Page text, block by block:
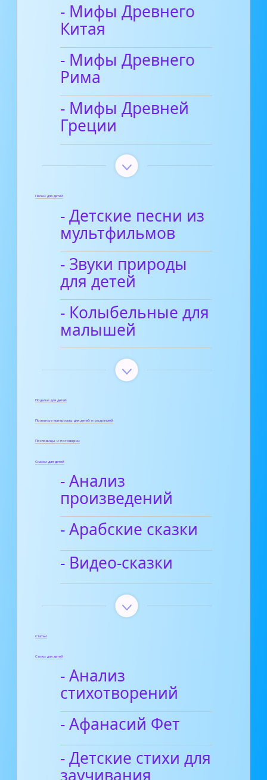
- Мифы Древнего
Китая
- Мифы Древнего
Рима
- Мифы Древней
Греции
Песни для детей
- Детские песни из
мультфильмов
- Звуки природы
для детей
- Колыбельные для
малышей
Поделки для детей
Полезные материалы для детей и родителей
Пословицы и поговорки
Сказки для детей
- Анализ
произведений
- Арабские сказки
- Видео-сказки
Статьи
Стихи для детей
- Анализ
стихотворений
- Афанасий Фет
- Детские стихи для
заучивания